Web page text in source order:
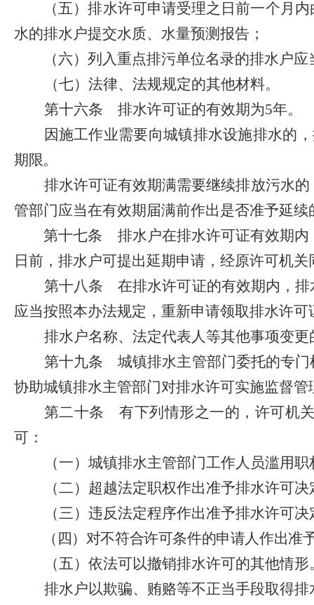
（五）排水许可申请受理之日前一个月内
水的排水户提交水质、水量预测报告；
（六）列入重点排污单位名录的排水户应
（七）法律、法规规定的其他材料。
第十六条 排水许可证的有效期为5年。
因施工作业需要向城镇排水设施排水的，
期限。
排水许可证有效期满需要继续排放污水
管部门应当在有效期届满前作出是否准予延
第十七条 排水户在排水许可证有效期内
日前，排水户可提出延期申请，经原许可机
第十八条 在排水许可证的有效期内，排
应当按照本办法规定，重新申请领取排水许可
排水户名称、法定代表人等其他事项变
第十九条
城镇排水主管部门委托的专
协助城镇排水主管部门对排水许可实施监督管
第二十条 有下列情形之一的，许可机
可：
（一）城镇排水主管部门工作人员滥用
（二）超越法定职权作出准予排水许可决
（三）违反法定程序作出准予排水许可决
（四）对不符合许可条件的申请人作出准
（五）依法可以撤销排水许可的其他情形
排水户以欺骗、贿赂等不正当手段取得